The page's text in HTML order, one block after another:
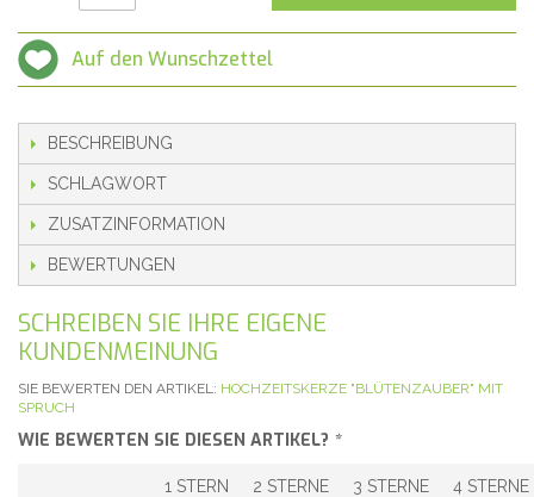
Auf den Wunschzettel
BESCHREIBUNG
SCHLAGWORT
ZUSATZINFORMATION
BEWERTUNGEN
SCHREIBEN SIE IHRE EIGENE
KUNDENMEINUNG
SIE BEWERTEN DEN ARTIKEL: HOCHZEITSKERZE "BLÜTENZAUBER" MIT
SPRUCH
WIE BEWERTEN SIE DIESEN ARTIKEL? *
1 STERN 2 STERNE 3 STERNE 4 STERNE